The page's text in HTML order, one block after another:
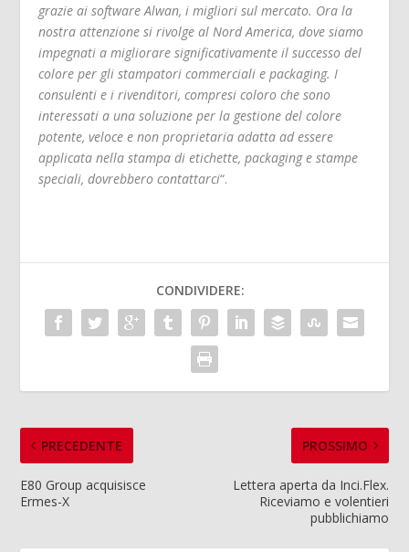
grazie ai software Alwan, i migliori sul mercato. Ora la
nostra attenzione si rivolge al Nord America, dove siamo
impegnati a migliorare significativamente il successo del
colore per gli stampatori commerciali e packaging. I
consulenti e i rivenditori, compresi coloro che sono
interessati a una soluzione per la gestione del colore
potente, veloce e non proprietaria adatta ad essere
applicata nella stampa di etichette, packaging e stampe
speciali, dovrebbero contattarci“.
CONDIVIDERE:
PRECEDENTE
E80 Group acquisisce
Ermes-X
PROSSIMO
Lettera aperta da Inci.Flex.
Riceviamo e volentieri
pubblichiamo